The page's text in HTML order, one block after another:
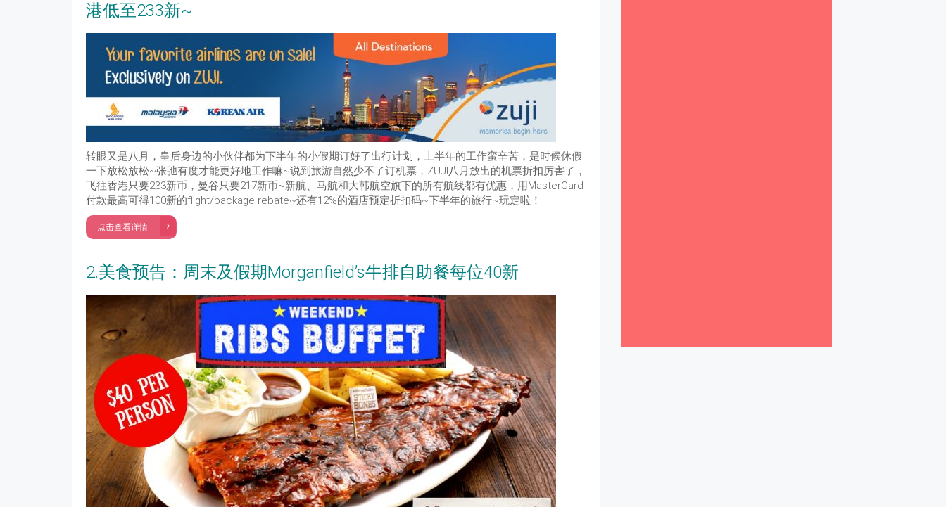
港低至233新~
转眼又是八月，皇后身边的小伙伴都为下半年的小假期订好了出行计划，上半年的工作蛮辛苦，是时候休假
一下放松放松~张弛有度才能更好地工作嘛~说到旅游自然少不了订机票，ZUJI八月放出的机票折扣厉害了，
飞往香港只要233新币，曼谷只要217新币~新航、马航和大韩航空旗下的所有航线都有优惠，用MasterCard
付款最高可得100新的flight/package rebate~还有12%的酒店预定折扣码~下半年的旅行~玩定啦！
点击查看详情
2.美食预告：周末及假期Morganfield’s牛排自助餐每位40新